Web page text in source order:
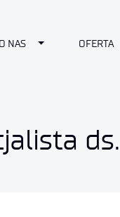
O NAS Toggle Dropdown
OFERTA